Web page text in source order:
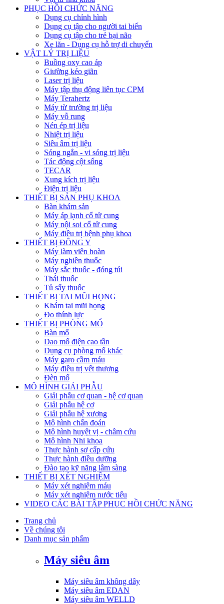
PHỤC HỒI CHỨC NĂNG
Dụng cụ chỉnh hình
Dụng cụ tập cho người tai biến
Dụng cụ tập cho trẻ bại não
Xe lăn - Dụng cụ hỗ trợ di chuyển
VẬT LÝ TRỊ LIỆU
Buồng oxy cao áp
Giường kéo giãn
Laser trị liệu
Máy tập thụ động liên tục CPM
Máy Terahertz
Máy từ trường trị liệu
Máy vỗ rung
Nén ép trị liệu
Nhiệt trị liệu
Siêu âm trị liệu
Sóng ngắn - vi sóng trị liệu
Tác động cột sống
TECAR
Xung kích trị liệu
Điện trị liệu
THIẾT BỊ SẢN PHỤ KHOA
Bàn khám sản
Máy áp lạnh cổ tử cung
Máy nội soi cổ tử cung
Máy điều trị bệnh phụ khoa
THIẾT BỊ ĐÔNG Y
Máy làm viên hoàn
Máy nghiền thuốc
Máy sắc thuốc - đóng túi
Thái thuốc
Tủ sấy thuốc
THIẾT BỊ TAI MŨI HỌNG
Khám tai mũi họng
Đo thính lực
THIẾT BỊ PHÒNG MỔ
Bàn mổ
Dao mổ điện cao tần
Dụng cụ phòng mổ khác
Máy garo cầm máu
Máy điều trị vết thương
Đèn mổ
MÔ HÌNH GIẢI PHẪU
Giải phẫu cơ quan - hệ cơ quan
Giải phẫu hệ cơ
Giải phẫu hệ xương
Mô hình chẩn đoán
Mô hình huyệt vị - châm cứu
Mô hình Nhi khoa
Thực hành sơ cấp cứu
Thực hành điều dưỡng
Đào tạo kỹ năng lâm sàng
THIẾT BỊ XÉT NGHIỆM
Máy xét nghiệm máu
Máy xét nghiệm nước tiểu
VIDEO CÁC BÀI TẬP PHỤC HỒI CHỨC NĂNG
Trang chủ
Về chúng tôi
Danh mục sản phẩm
Máy siêu âm
Máy siêu âm không dây
Máy siêu âm EDAN
Máy siêu âm WELLD